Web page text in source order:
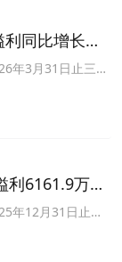
同比增长
年3月31日止三个
美分期内，集
。费用化研发
利6161.9万美
年12月31日止年
额9549.4万美